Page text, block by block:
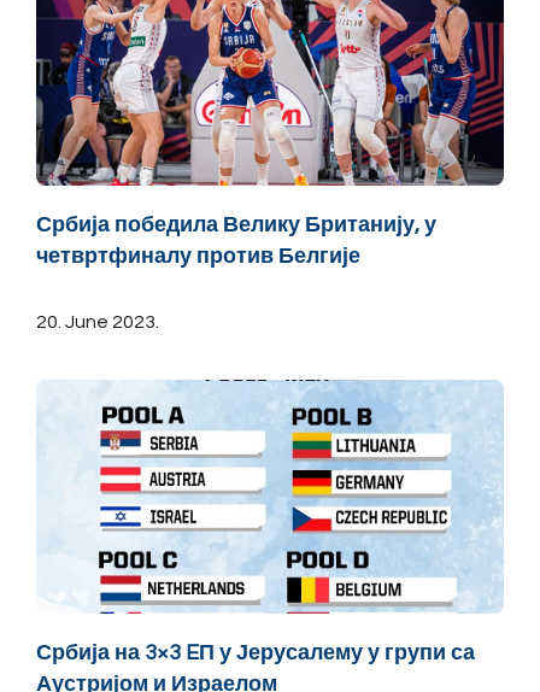
Србија победила Велику Британију, у
четвртфиналу против Белгије
20. June 2023.
Србија на 3×3 EП у Јерусалему у групи са
Аустријом и Израелом